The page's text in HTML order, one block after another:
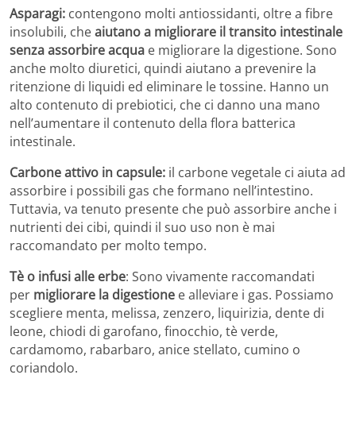
Asparagi: contengono molti antiossidanti, oltre a fibre
insolubili, cheaiutano a migliorare il transito intestinale
senza assorbire acqua e migliorare la digestione. Sono
anche molto diuretici, quindi aiutano a prevenire la
ritenzione di liquidi ed eliminare le tossine. Hanno un
alto contenuto di prebiotici, che ci danno una mano
nell’aumentare il contenuto della flora batterica
intestinale.
Carbone attivo in capsule: il carbone vegetale ci aiuta ad
assorbire i possibili gas che formano nell’intestino.
Tuttavia, va tenuto presente che può assorbire anche i
nutrienti dei cibi, quindi il suo uso non è mai
raccomandato per molto tempo.
Tè o infusi alle erbe: Sono vivamente raccomandati
per migliorare la digestione e alleviare i gas. Possiamo
scegliere menta, melissa, zenzero, liquirizia, dente di
leone, chiodi di garofano, finocchio, tè verde,
cardamomo, rabarbaro, anice stellato, cumino o
coriandolo.